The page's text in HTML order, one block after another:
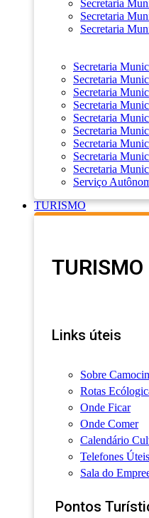
Secretaria
Secretaria
Secretaria
Secretaria
Secretaria
Secretaria
Secretaria
Secretaria
Secretaria
Secretaria
Secretaria
Secretaria
Serviço
TURISMO
TURISMO
Links úteis
Sobre
Rotas
Onde Ficar
Onde Comer
Calendário
Telefones Úteis
Sala do
Pontos